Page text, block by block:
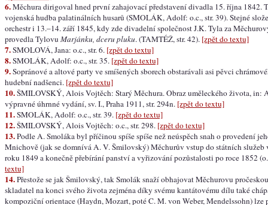
6.Měchura dirigoval hned první zahajovací představení divadla 15. října 1842.
vojenská hudba palatinálních husarů (SMOLÁK, Adolf: o.c., str. 39). Stejné
orchestr i 13.–14. září 1845, kdy zde divadelní společnost J.K. Tyla za
provedla Tylovu Marjánku, dceru pluku. (TAMTÉŽ, str. 42). [zpět do textu]
7.SMOLOVÁ, Jana: o.c., str. 6. [zpět do textu]
8.SMOLÁK, Adolf: o.c., str. 35. [zpět do textu]
9.Sopránové a altové party ve smíšených sborech obstarávali asi pěvci
hudební nadšenci. [zpět do textu]
10.ŠMILOVSKÝ, Alois Vojtěch: Starý Měchura. Obraz uměleckého života, in:
výpravné úhrnné vydání, sv. I., Praha 1911, str. 294n. [zpět do textu]
11.SMOLÁK, Adolf: o.c., str. 39. [zpět do textu]
12.ŠMILOVSKÝ, Alois Vojtěch: o.c., str. 298. [zpět do textu]
13.Podle A. Smoláka byl příčinou spíše spíše než neúspěch snah o provedení
Mnichově (jak se domnívá A. V. Šmilovský) Měchurův vstup do státních služeb
roku 1849 a konečně přebírání panství a vyřizování pozůstalosti po roce 1852
textu]
14.Přestože se jak Šmilovský, tak Smolák snaží obhajovat Měchurovu
skladatel na konci svého života zejména díky svému kantátovému dílu také
kompoziční orientace (Haydn, Mozart, poté C. M. von Weber, Mendelssohn) lze